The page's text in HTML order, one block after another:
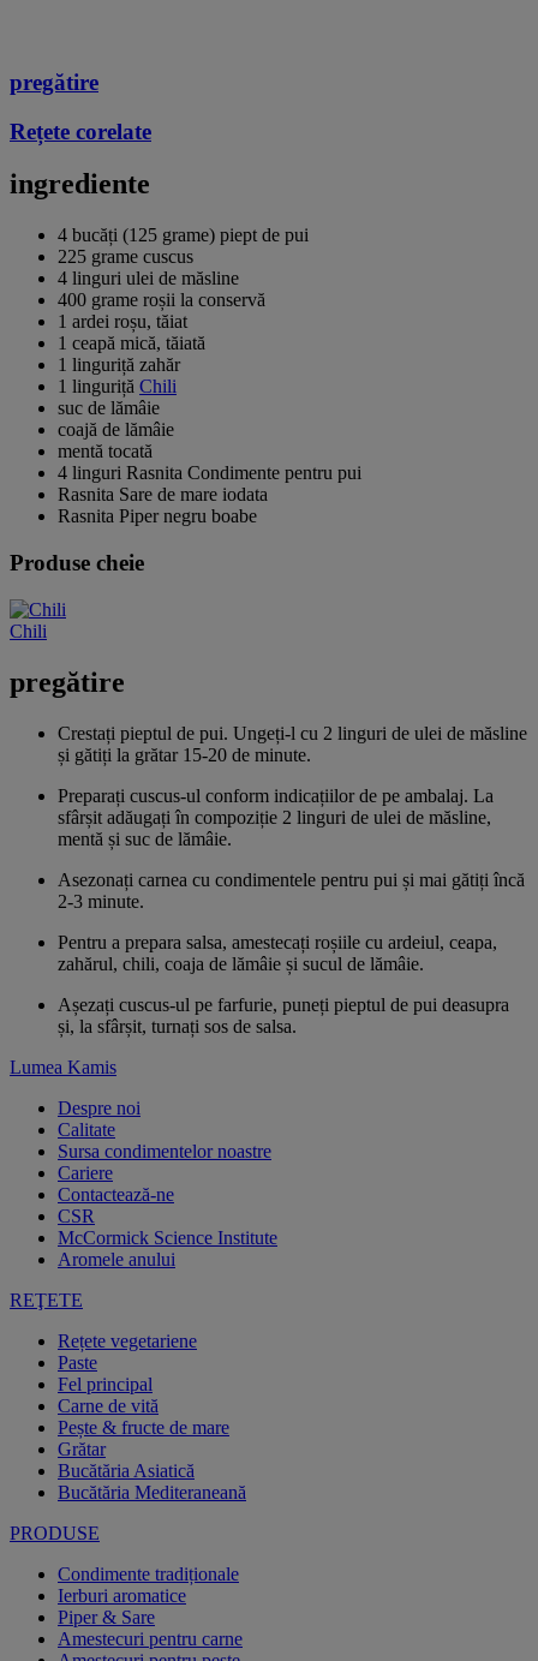
pregătire
Rețete corelate
ingrediente
4 bucăți (125 grame) piept de pui
225 grame cuscus
4 linguri ulei de măsline
400 grame roșii la conservă
1 ardei roșu, tăiat
1 ceapă mică, tăiată
1 linguriță zahăr
1 linguriță Chili
suc de lămâie
coajă de lămâie
mentă tocată
4 linguri Rasnita Condimente pentru pui
Rasnita Sare de mare iodata
Rasnita Piper negru boabe
Produse cheie
Chili
pregătire
Crestați pieptul de pui. Ungeți-l cu 2 linguri de ulei de măsline
și gătiți la grătar 15-20 de minute.
Preparați cuscus-ul conform indicațiilor de pe ambalaj. La
sfârșit adăugați în compoziție 2 linguri de ulei de măsline,
mentă și suc de lămâie.
Asezonați carnea cu condimentele pentru pui și mai gătiți încă
2-3 minute.
Pentru a prepara salsa, amestecați roșiile cu ardeiul, ceapa,
zahărul, chili, coaja de lămâie și sucul de lămâie.
Așezați cuscus-ul pe farfurie, puneți pieptul de pui deasupra
și, la sfârșit, turnați sos de salsa.
Lumea Kamis
Despre noi
Calitate
Sursa condimentelor noastre
Cariere
Contactează-ne
CSR
McCormick Science Institute
Aromele anului
REŢETE
Rețete vegetariene
Paste
Fel principal
Carne de vită
Pește & fructe de mare
Grătar
Bucătăria Asiatică
Bucătăria Mediteraneană
PRODUSE
Condimente tradiționale
Ierburi aromatice
Piper & Sare
Amestecuri pentru carne